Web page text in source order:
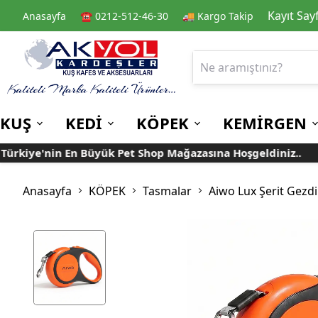
Anasayfa ☎️ 0212-512-46-30 🚚 Kargo Takip Kayıt
KUŞ
Kafes
Muhabbet
Papağan
Taşıma Kafesi
Rulolu Kafes
Kafes Aksesuarları
Yemlikler
Oyuncaklar
KEDİ
Kedi Kuru Mamalar Kedi Kumları
Taşımalar
KÖPEK
Kuru Mamalar Konserve Mamalar
Mama ve Su Kapları
KEMİRGEN
Guinea Pig Yemleri
En Büyük Pet Shop Mağazasına Hoşgeldiniz..
Anasayfa KÖPEK Tasmalar Aiwo Lux Şerit